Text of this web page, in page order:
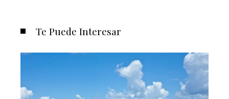
Te Puede Interesar